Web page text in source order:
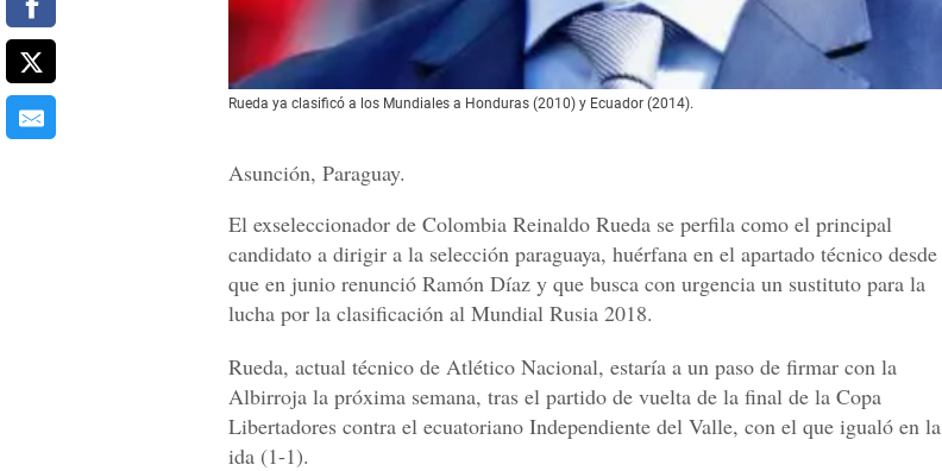
Rueda ya clasificó a los Mundiales a Honduras (2010) y Ecuador (2014).
Asunción, Paraguay.
El exseleccionador de Colombia Reinaldo Rueda se perfila como el principal
candidato a dirigir a la selección paraguaya, huérfana en el apartado técnico desde
que en junio renunció Ramón Díaz y que busca con urgencia un sustituto para la
lucha por la clasificación al Mundial Rusia 2018.
Rueda, actual técnico de Atlético Nacional, estaría a un paso de firmar con la
Albirroja la próxima semana, tras el partido de vuelta de la final de la Copa
Libertadores contra el ecuatoriano Independiente del Valle, con el que igualó en la
ida (1-1).